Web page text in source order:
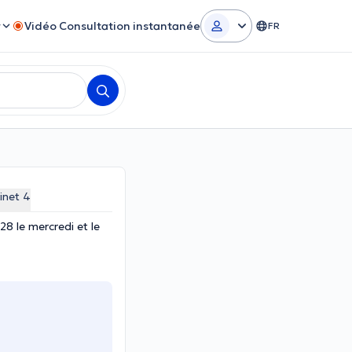
Vidéo Consultation instantanée FR
4
le mercredi et le